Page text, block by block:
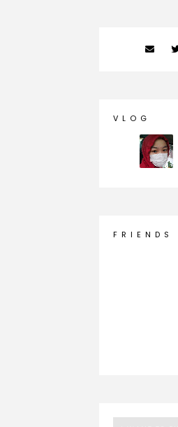
V L O G
F R I E N D S